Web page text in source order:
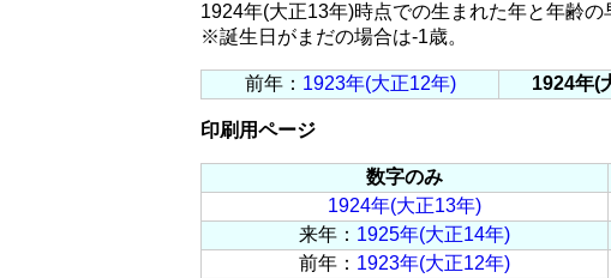
1924年(大正13年)時点での生まれた年と年齢の
※誕生日がまだの場合は-1歳。
前年： 1923年(大正12年) 1924年(
印刷用ページ
数字のみ
1924年(大正13年)
来年： 1925年(大正14年)
前年： 1923年(大正12年)